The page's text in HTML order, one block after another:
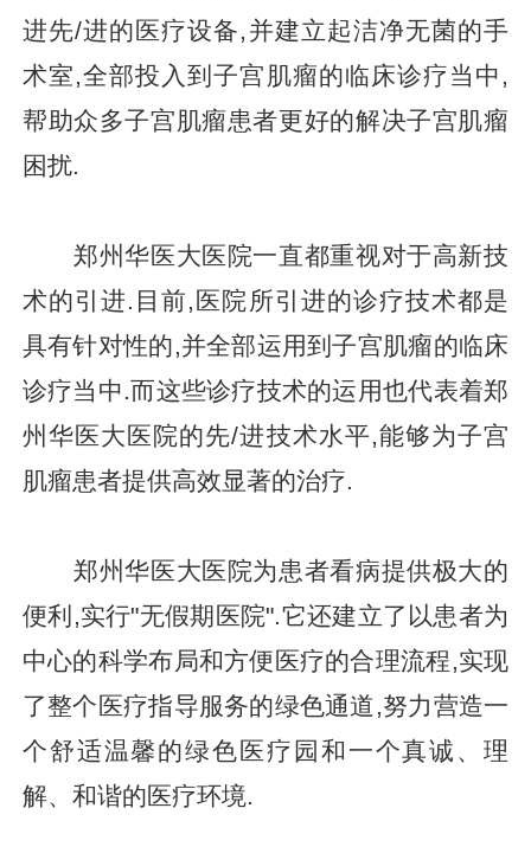
进先/进的医疗设备,并建立起洁净无菌的手
术室,全部投入到子宫肌瘤的临床诊疗当中,
帮助众多子宫肌瘤患者更好的解决子宫肌瘤
困扰.
郑州华医大医院一直都重视对于高新技
术的引进.目前,医院所引进的诊疗技术都是
具有针对性的,并全部运用到子宫肌瘤的临床
诊疗当中.而这些诊疗技术的运用也代表着郑
州华医大医院的先/进技术水平,能够为子宫
肌瘤患者提供高效显著的治疗.
郑州华医大医院为患者看病提供极大的
便利,实行"无假期医院".它还建立了以患者为
中心的科学布局和方便医疗的合理流程,实现
了整个医疗指导服务的绿色通道,努力营造一
个舒适温馨的绿色医疗园和一个真诚、理
解、和谐的医疗环境.